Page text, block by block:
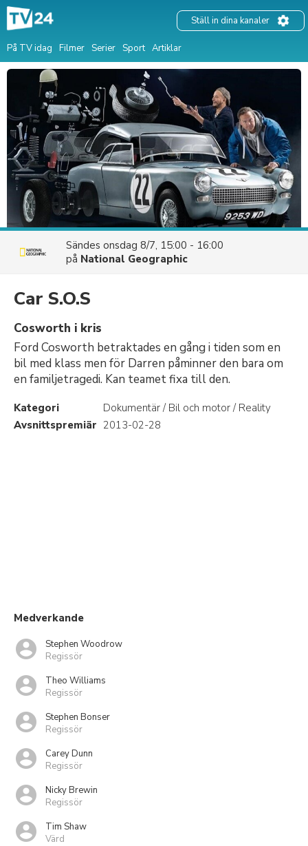
På TV idag Filmer Serier Sport Artiklar
Ställ in dina kanaler
Sändes onsdag 8/7, 15:00 - 16:00
på National Geographic
Car S.O.S
Cosworth i kris
Ford Cosworth betraktades en gång i tiden som en
bil med klass men för Darren påminner den bara om
en familjetragedi. Kan teamet fixa till den.
Kategori
Dokumentär / Bil och motor / Reality
Avsnittspremiär 2013-02-28
Medverkande
Stephen Woodrow
Regissör
Theo Williams
Regissör
Stephen Bonser
Regissör
Carey Dunn
Regissör
Nicky Brewin
Regissör
Tim Shaw
Värd